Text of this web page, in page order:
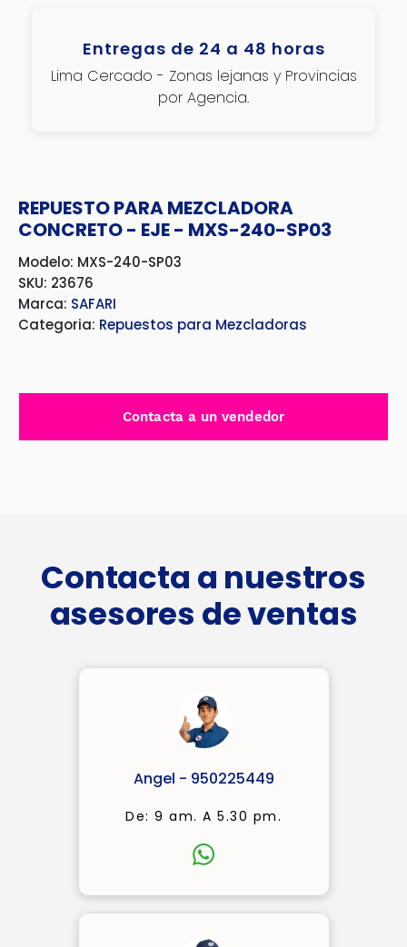
Entregas de 24 a 48 horas
Lima Cercado - Zonas lejanas y Provincias
por Agencia.
REPUESTO PARA MEZCLADORA
CONCRETO - EJE - MXS-240-SP03
Modelo: MXS-240-SP03
SKU: 23676
Marca: SAFARI
Categoria: Repuestos para Mezcladoras
Contacta a un vendedor
Contacta a nuestros
asesores de ventas
Angel - 950225449
De: 9 am. A 5.30 pm.